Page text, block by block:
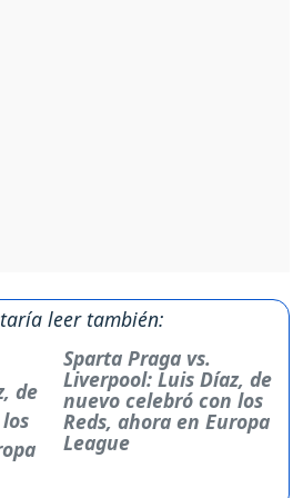
leer también:
Sparta Praga vs.
Liverpool: Luis Díaz, de
nuevo celebró con los
Reds, ahora en Europa
League